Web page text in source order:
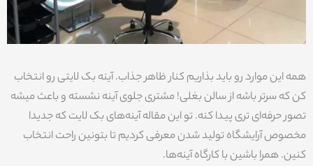
همه این موارد رو باید بذاریم کنار ظاهر جذاب. آینه بک لایتی رو انتخاب
کن که سرتر باشه از سالن بغلی! مشتری جلوی آینه نشسته و باعث میشه
تصور حرفه‌ای تری پیدا کنه. تو این مقاله آینه‌های بک لایت که جدیدا
مخصوص آرایشگاه تولید شدن معرفی کردیم تا بتونین راحت انتخاب
کنین. همرا باشین با کارگاه آینه‌ها.